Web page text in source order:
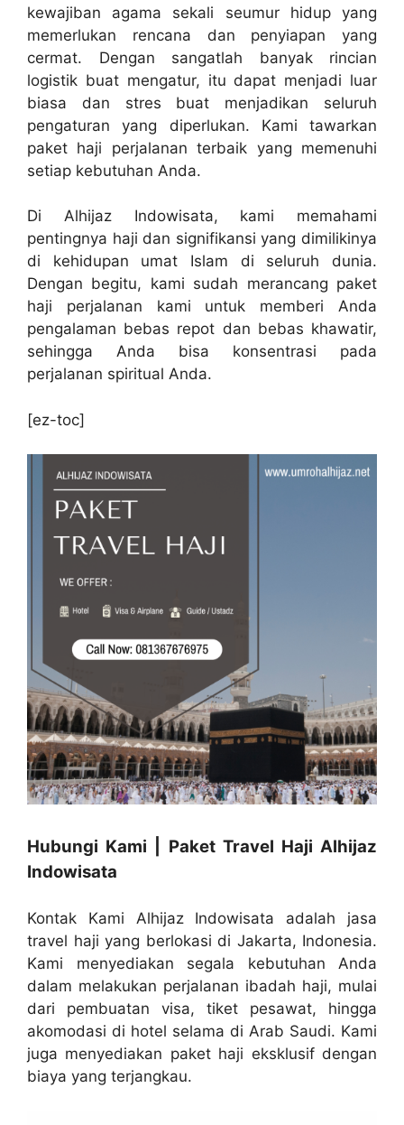
kewajiban agama sekali seumur hidup yang
memerlukan rencana dan penyiapan yang
cermat. Dengan sangatlah banyak rincian
logistik buat mengatur, itu dapat menjadi luar
biasa dan stres buat menjadikan seluruh
pengaturan yang diperlukan. Kami tawarkan
paket haji perjalanan terbaik yang memenuhi
setiap kebutuhan Anda.
Di Alhijaz Indowisata, kami memahami
pentingnya haji dan signifikansi yang dimilikinya
di kehidupan umat Islam di seluruh dunia.
Dengan begitu, kami sudah merancang paket
haji perjalanan kami untuk memberi Anda
pengalaman bebas repot dan bebas khawatir,
sehingga Anda bisa konsentrasi pada
perjalanan spiritual Anda.
[ez-toc]
Hubungi Kami | Paket Travel Haji Alhijaz
Indowisata
Kontak Kami Alhijaz Indowisata adalah jasa
travel haji yang berlokasi di Jakarta, Indonesia.
Kami menyediakan segala kebutuhan Anda
dalam melakukan perjalanan ibadah haji, mulai
dari pembuatan visa, tiket pesawat, hingga
akomodasi di hotel selama di Arab Saudi. Kami
juga menyediakan paket haji eksklusif dengan
biaya yang terjangkau.